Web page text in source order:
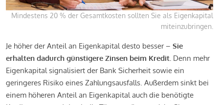
Mindestens 20 % der Gesamtkosten sollten Sie als Eigenkapital
miteinzubringen.
Je höher der Anteil an Eigenkapital desto besser – Sie
erhalten dadurch günstigere Zinsen beim Kredit. Denn mehr
Eigenkapital signalisiert der Bank Sicherheit sowie ein
geringeres Risiko eines Zahlungsausfalls. Außerdem sinkt bei
einem höheren Anteil an Eigenkapital auch die benötigte